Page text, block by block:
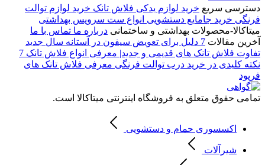
دسترسی سریع خرید لوازم یدکی فلاش تانک خرید لوازم توالت
فرنگی خرید جامایع دستشویی انواع ست سرویس بهداشتی
میتاکالا-محصولات بهداشتی و ساختمانی درباره ما تماس با ما
آخرین مقالات 7 دلیل برای تعویض سیفون در آستانه سال جدید
تفاوت فلاش تانک های قدیمی و جدید| معرفی انواع فلاش تانک 7
نکته کلیدی در خرید درب توالت فرنگی معرفی فلاش تانک های
فرپود
تمامی حقوق متعلق به فروشگاه اینترنتی میتاکالا است.
اکسسوری حمام و دستشویی
شیرآلات